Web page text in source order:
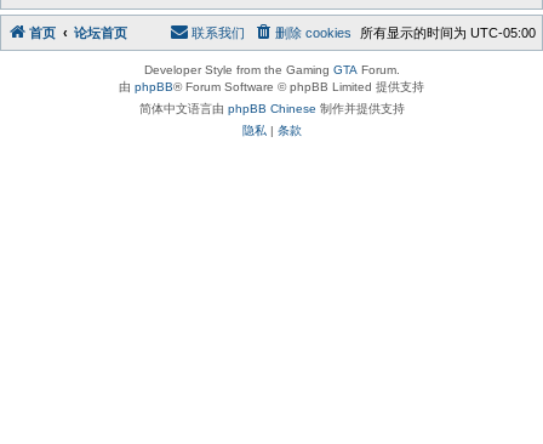
首页 论坛首页 所有显示的时间为 UTC-05:00
删除 cookies
联系我们
Developer Style from the Gaming GTA Forum.
由 phpBB® Forum Software © phpBB Limited 提供支持
简体中文语言由 phpBB Chinese 制作并提供支持
隐私 | 条款